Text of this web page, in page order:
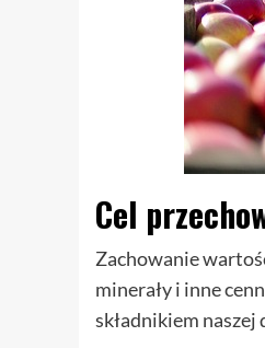
Cel
Zachowanie
minerały i inne
składnikiem naszej